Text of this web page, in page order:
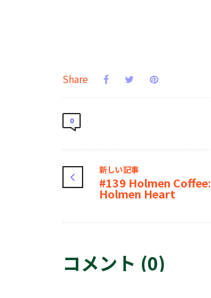
Share
0
新しい記事
#139 Holmen Coffee:
Holmen Heart
コメント (0)